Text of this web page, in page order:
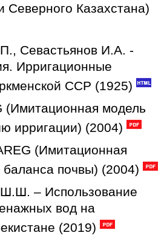
Северного Казахстана)
Севастьянов И.А. -
Ирригационные
ССР (1925)
(Имитационная модель
ирригации) (2004)
(Имитационная
баланса почвы) (2004)
– Использование
вод на
(2019)